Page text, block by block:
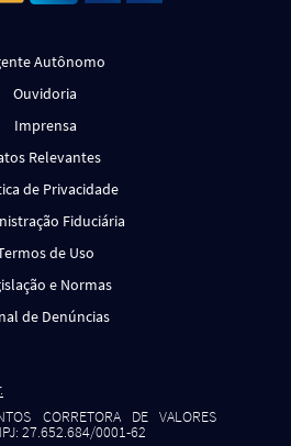
Autônomo
Ouvidoria
Imprensa
Relevantes
de Privacidade
Fiduciária
de Uso
e Normas
de Denúncias
CORRETORA DE VALORES
27.652.684/0001-62